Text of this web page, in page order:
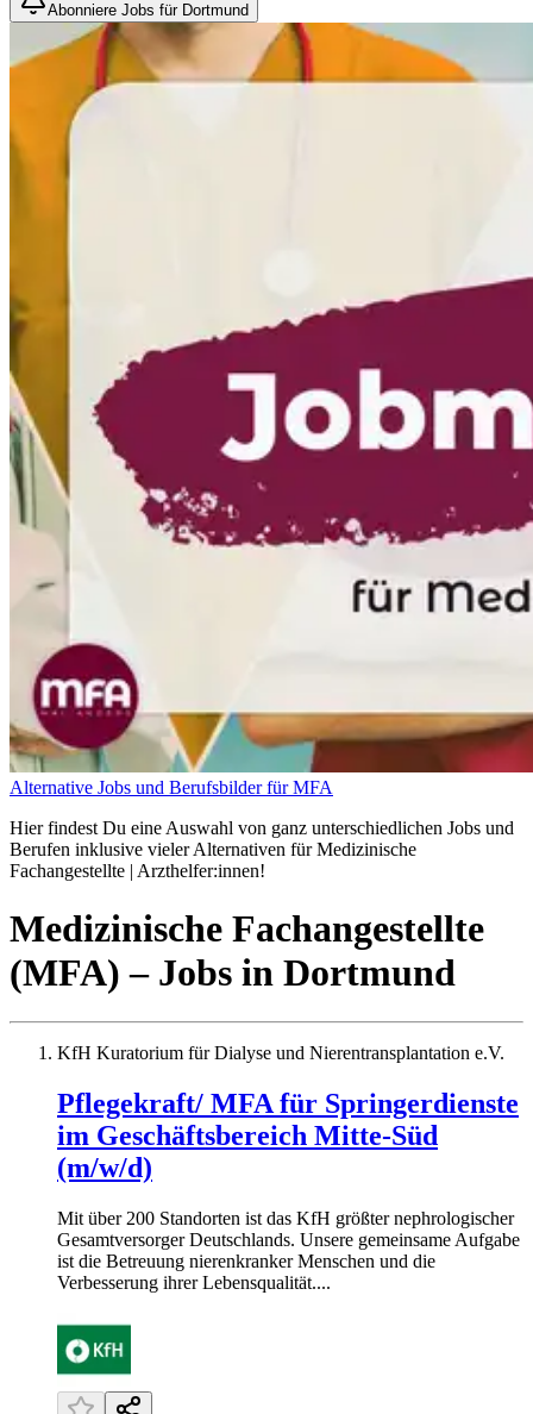
Abonniere Jobs für Dortmund
Alternative Jobs und Berufsbilder für MFA
Hier findest Du eine Auswahl von ganz unterschiedlichen Jobs und
Berufen inklusive vieler Alternativen für Medizinische
Fachangestellte | Arzthelfer:innen!
Medizinische Fachangestellte
(MFA) – Jobs in Dortmund
KfH Kuratorium für Dialyse und Nierentransplantation e.V.
Pflegekraft/ MFA für Springerdienste
im Geschäftsbereich Mitte-Süd
(m/w/d)
Mit über 200 Standorten ist das KfH größter nephrologischer
Gesamtversorger Deutschlands. Unsere gemeinsame Aufgabe
ist die Betreuung nierenkranker Menschen und die
Verbesserung ihrer Lebensqualität....